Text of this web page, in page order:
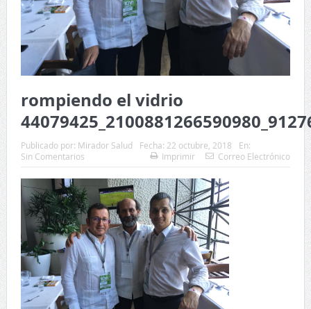
rompiendo el vidrio
Publicado por: Mirador Salud Fecha: 22 octubre, 2018
En:
Sin Comentarios
Imprimir Correo Electrónico